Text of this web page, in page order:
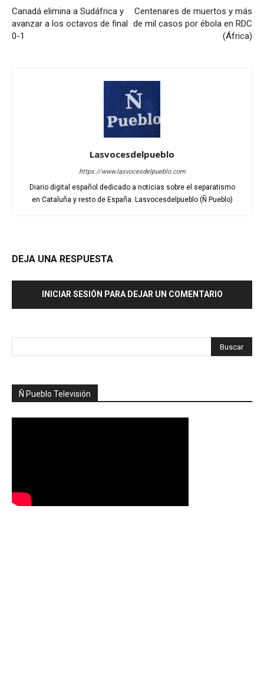
Canadá elimina a Sudáfrica y
avanzar a los octavos de final
0-1
Centenares de muertos y más
de mil casos por ébola en RDC
(África)
Lasvocesdelpueblo
https://www.lasvocesdelpueblo.com
Diario digital español dedicado a noticias sobre el separatismo
en Cataluña y resto de España. Lasvocesdelpueblo (Ñ Pueblo)
DEJA UNA RESPUESTA
INICIAR SESIÓN PARA DEJAR UN COMENTARIO
Ñ Pueblo Televisión